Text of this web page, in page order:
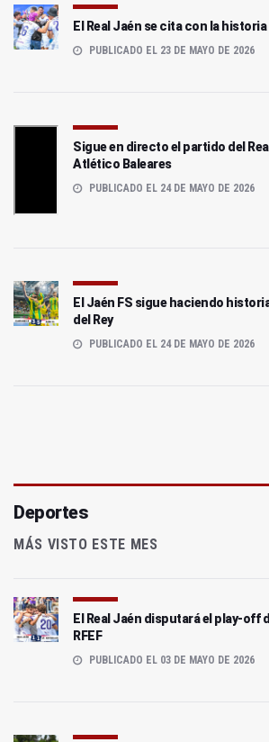
El Real Jaén se cita con la
PUBLICADO EL 23 DE MAYO DE 2026
Sigue en directo el partido del
Atlético Baleares
PUBLICADO EL 24 DE MAYO DE 2026
El Jaén FS sigue haciendo
del Rey
PUBLICADO EL 24 DE MAYO DE 2026
Deportes
MÁS VISTO ESTE MES
El Real Jaén disputará el play-off
RFEF
PUBLICADO EL 03 DE MAYO DE 2026